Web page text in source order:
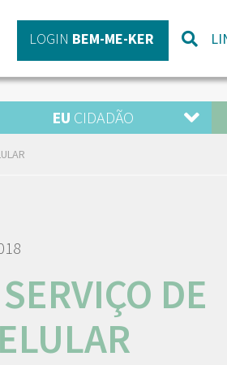
LOGIN BEM-ME-KER
EU CIDADÃO
DE